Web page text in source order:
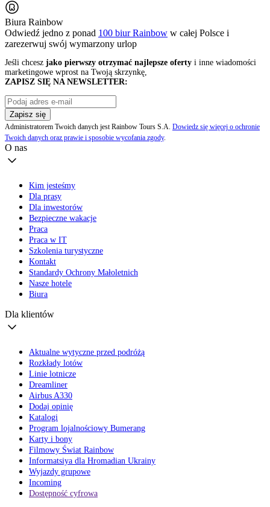
Biura Rainbow
Odwiedź jedno z ponad 100 biur Rainbow w całej Polsce i
zarezerwuj swój wymarzony urlop
Jeśli chcesz jako pierwszy otrzymać najlepsze oferty i inne wiadomości
marketingowe wprost na Twoją skrzynkę,
ZAPISZ SIĘ NA NEWSLETTER:
Zapisz się
Administratorem Twoich danych jest Rainbow Tours S.A. Dowiedz się więcej o ochronie
Twoich danych oraz prawie i sposobie wycofania zgody.
O nas
Kim jesteśmy
Dla prasy
Dla inwestorów
Bezpieczne wakacje
Praca
Praca w IT
Szkolenia turystyczne
Kontakt
Standardy Ochrony Małoletnich
Nasze hotele
Biura
Dla klientów
Aktualne wytyczne przed podróżą
Rozkłady lotów
Linie lotnicze
Dreamliner
Airbus A330
Dodaj opinię
Katalogi
Program lojalnościowy Bumerang
Karty i bony
Filmowy Świat Rainbow
Informatsiya dla Hromadian Ukrainy
Wyjazdy grupowe
Incoming
Dostępność cyfrowa